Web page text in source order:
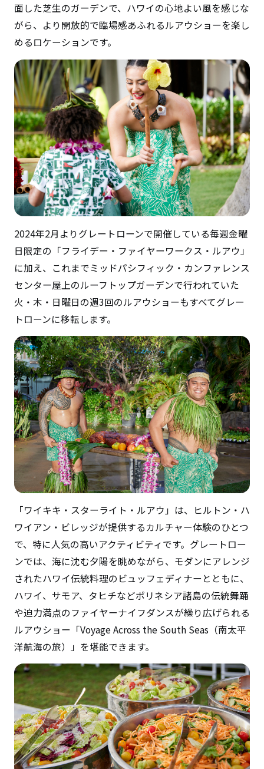
面した芝生のガーデンで、ハワイの心地よい風を感じな
がら、より開放的で臨場感あふれるルアウショーを楽し
めるロケーションです。
2024年2月よりグレートローンで開催している毎週金曜
日限定の「フライデー・ファイヤーワークス・ルアウ」
に加え、これまでミッドパシフィック・カンファレンス
センター屋上のルーフトップガーデンで行われていた
火・木・日曜日の週3回のルアウショーもすべてグレー
トローンに移転します。
「ワイキキ・スターライト・ルアウ」は、ヒルトン・ハ
ワイアン・ビレッジが提供するカルチャー体験のひとつ
で、特に人気の高いアクティビティです。グレートロー
ンでは、海に沈む夕陽を眺めながら、モダンにアレンジ
されたハワイ伝統料理のビュッフェディナーとともに、
ハワイ、サモア、タヒチなどポリネシア諸島の伝統舞踊
や迫力満点のファイヤーナイフダンスが繰り広げられる
ルアウショー「Voyage Across the South Seas（南太平
洋航海の旅）」を堪能できます。